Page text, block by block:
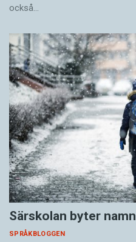
också…
Särskolan byter namn
SPRÅKBLOGGEN